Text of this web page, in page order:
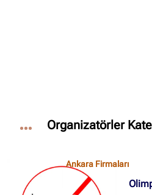
Organizatörler
Ankara Firmaları
Ankara
İzmir Firmaları